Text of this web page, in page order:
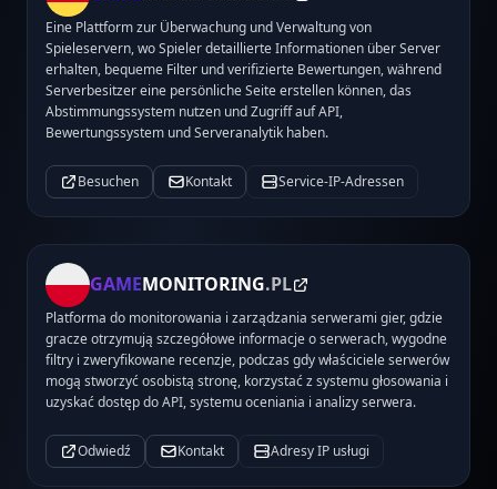
Eine Plattform zur Überwachung und Verwaltung von
Spieleservern, wo Spieler detaillierte Informationen über Server
erhalten, bequeme Filter und verifizierte Bewertungen, während
Serverbesitzer eine persönliche Seite erstellen können, das
Abstimmungssystem nutzen und Zugriff auf API,
Bewertungssystem und Serveranalytik haben.
Besuchen Kontakt Service-IP-Adressen
GAMEMONITORING.PL
Platforma do monitorowania i zarządzania serwerami gier, gdzie
gracze otrzymują szczegółowe informacje o serwerach, wygodne
filtry i zweryfikowane recenzje, podczas gdy właściciele serwerów
mogą stworzyć osobistą stronę, korzystać z systemu głosowania i
uzyskać dostęp do API, systemu oceniania i analizy serwera.
Odwiedź Kontakt Adresy IP usługi